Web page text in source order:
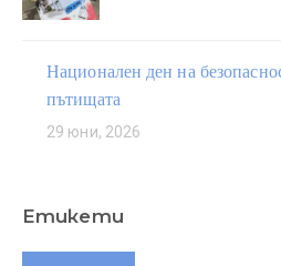
Национален ден на
пътищата
29 юни, 2026
Етикети